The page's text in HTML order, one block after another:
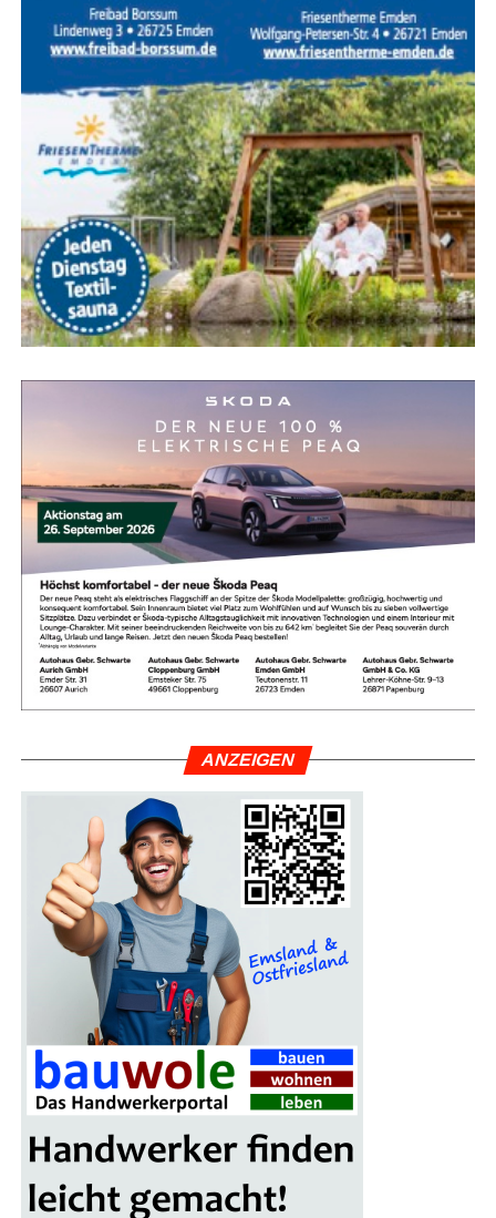
trai­nie­ren die Feu­er­weh­ren sol­che Ein­satz­la­gen regel­mä­
ßig, damit im Ernst­fall jeder Trupp sei­ne Auf­ga­ben sicher
und rou­ti­niert aus­füh­ren kann.
War­um die Heiß­aus­bil­dung so
wich­tig ist
Grup­pen­fo­to vor der Brand­si­mu­la­ti­ons­an­la­ge in Leer:
Sascha Jöhnk („Brand­stif­ter“) von der Fir­ma Blaul & Sei­
fert GmbH aus Gan­der­ke­see , Land­rat Mat­thi­as Groo­te
sowie zwei Teil­neh­mer der Heiß­aus­bil­dung
ANZEI­GEN